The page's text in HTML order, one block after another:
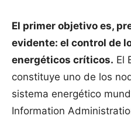
El primer objetivo es,
evidente: el control de
energéticos críticos. El
constituye uno de los
sistema energético
Information